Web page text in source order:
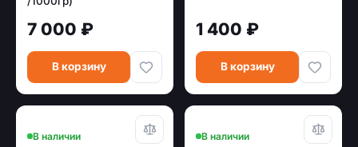
7 000 ₽
В корзину
1 400 ₽
В корзину
В наличии В наличии